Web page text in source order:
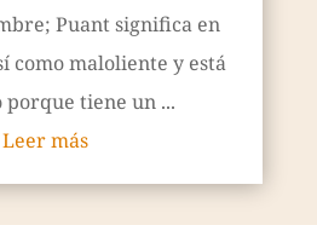
Puant significa en
como maloliente y está
tiene un ...
Leer más